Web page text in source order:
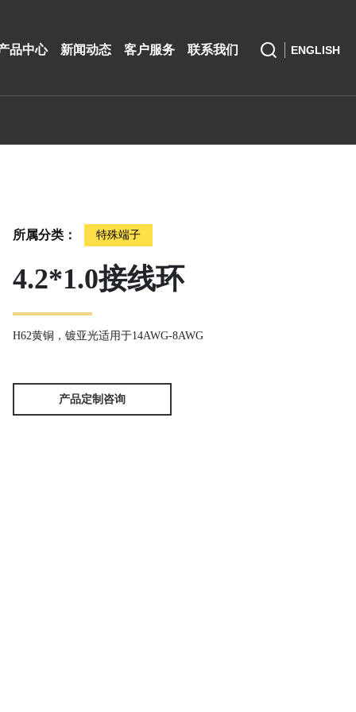
品中心 新闻动态 客户服务 联系我们 ENGLISH
所属分类： 特殊端子
4.2*1.0接线环
H62黄铜，镀亚光适用于14AWG-8AWG
产品定制咨询